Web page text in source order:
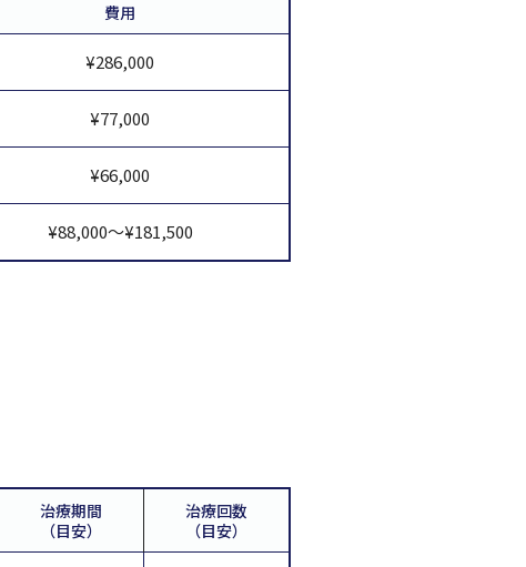
費用
¥286,000
¥77,000
¥66,000
¥88,000～¥181,500
治療期間
（目安）
治療回数
（目安）